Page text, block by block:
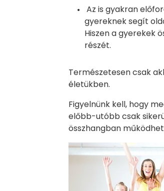
Az is gyakran
gyereknek segít
Hiszen a gyerekek
részét.
Természetesen csak
életükben.
Figyelnünk kell, hogy
előbb-utóbb csak
összhangban